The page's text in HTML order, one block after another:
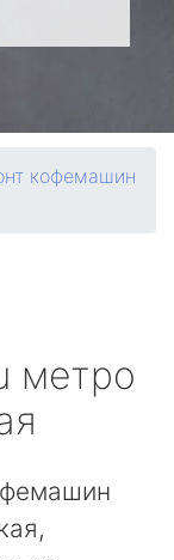
кофемашин
метро